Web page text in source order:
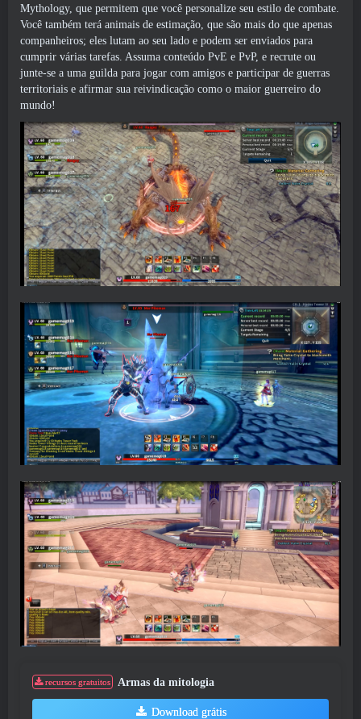
Mythology, que permitem que você personalize seu estilo de combate.
Você também terá animais de estimação, que são mais do que apenas
companheiros; eles lutam ao seu lado e podem ser enviados para
cumprir várias tarefas. Assuma conteúdo PvE e PvP, e recrute ou
junte-se a uma guilda para jogar com amigos e participar de guerras
territoriais e afirmar sua reivindicação como o maior guerreiro do
mundo!
recursos gratuitos Armas da mitologia
Download grátis